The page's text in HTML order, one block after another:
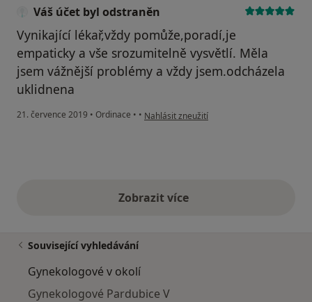
Váš účet byl odstraněn
Vynikající lékař,vždy pomůže,poradí,je
empaticky a vše srozumitelně vysvětlí. Měla
jsem vážnější problémy a vždy jsem.odcházela
uklidnena
21. července 2019 • Ordinace • • podle názoru uživatele Váš účet byl
Nahlásit zneužití
Zobrazit vícevýše uvedené názory
Související vyhledávání
Gynekologové v okolí
Gynekologové Pardubice V